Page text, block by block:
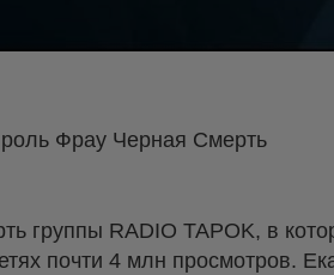
Фрау Черная Смерть
группы RADIO TAPOK, в
почти 4 млн просмотров.